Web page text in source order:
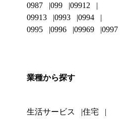
0987
099
09912
09913
0993
0994
0995
0996 09969 0997
業種から探す
生活サービス 住宅